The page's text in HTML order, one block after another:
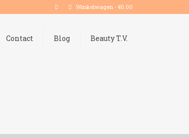
Winkelwagen - €0.00
Contact Blog Beauty T.V.